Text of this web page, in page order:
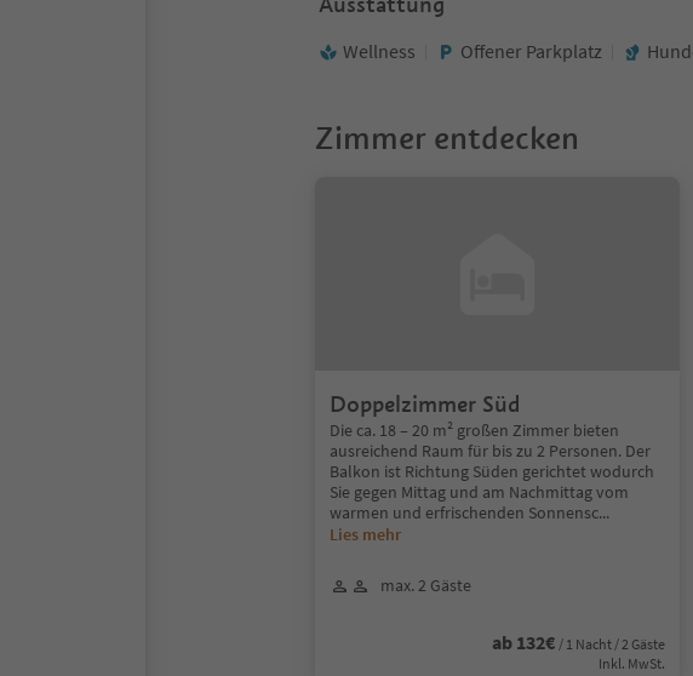
Wellness Offener Parkplatz
Zimmer entdecken
Doppelzimmer Süd
Die ca. 18 – 20 m² großen Zimmer bieten
ausreichend Raum für bis zu 2 Personen. Der
Balkon ist Richtung Süden gerichtet wodurch
Sie gegen Mittag und am Nachmittag vom
warmen und erfrischenden Sonnensc...
Lies mehr
max. 2 Gäste
ab 132€ / 1 Nacht / 2 Gäste
Inkl. MwSt.